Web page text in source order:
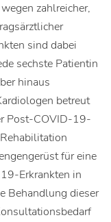
zahlreicher,
sind dabei
sechste Patientin
hinaus
betreut
Post-COVID-19-
für eine
Erkrankten in
Behandlung dieser